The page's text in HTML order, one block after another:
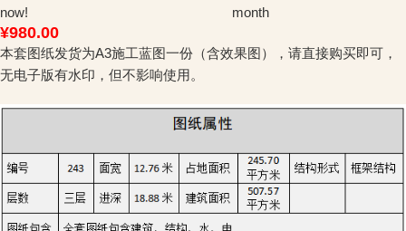
now!
month
¥980.00
本套图纸发货为A3施工蓝图一份（含效果图），请直接购买即可，
无电子版有水印，但不影响使用。